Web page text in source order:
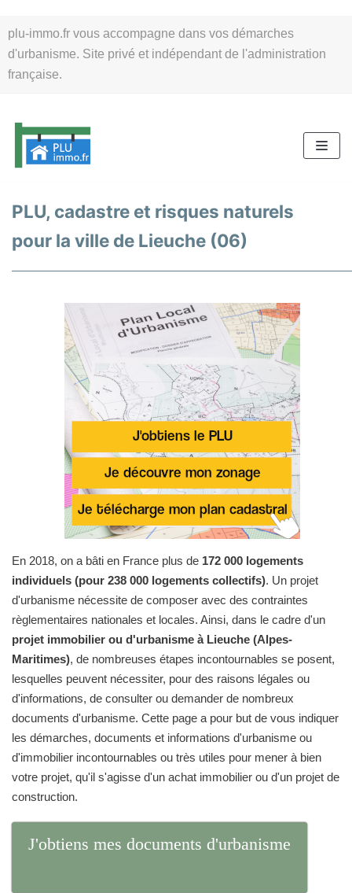
plu-immo.fr vous accompagne dans vos démarches
d'urbanisme. Site privé et indépendant de l'administration
française.
au
contenu
PLU, cadastre et risques naturels
pour la ville de Lieuche (06)
En 2018, on a bâti en France plus de 172 000 logements
individuels (pour 238 000 logements collectifs). Un projet
d'urbanisme nécessite de composer avec des contraintes
règlementaires nationales et locales. Ainsi, dans le cadre d'un
projet immobilier ou d'urbanisme à Lieuche (Alpes-
Maritimes), de nombreuses étapes incontournables se posent,
lesquelles peuvent nécessiter, pour des raisons légales ou
d'informations, de consulter ou demander de nombreux
documents d'urbanisme. Cette page a pour but de vous indiquer
les démarches, documents et informations d'urbanisme ou
d'immobilier incontournables ou très utiles pour mener à bien
votre projet, qu'il s'agisse d'un achat immobilier ou d'un projet de
construction.
J'obtiens mes documents d'urbanisme